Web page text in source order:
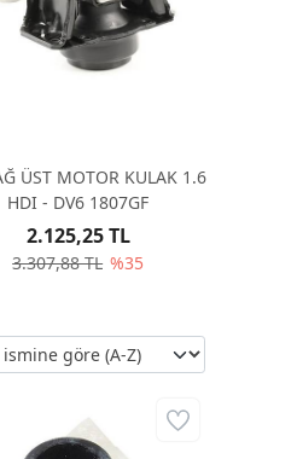
ÜST MOTOR KULAK 1.6
HDI - DV6 1807GF
3.307,88 TL %35
2.125,25 TL